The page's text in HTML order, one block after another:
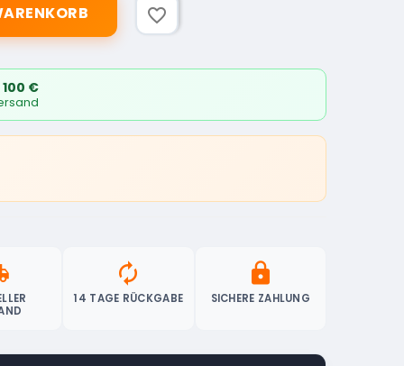
favorite_border
€
autorenew
14 TAGE RÜCKGABE
lock
SICHERE ZAHLUNG